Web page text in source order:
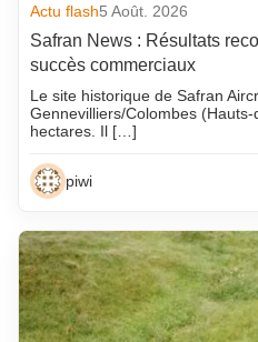
Actu flash5 Août. 2026
Safran News : Résultats
succès commerciaux
Le site historique de Safran
Gennevilliers/Colombes
hectares. Il […]
piwi